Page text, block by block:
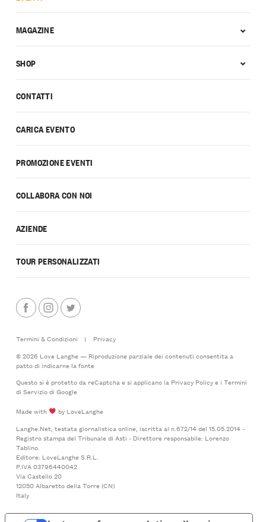
CONTATTI
CARICA EVENTO
PROMOZIONE EVENTI
COLLABORA CON NOI
AZIENDE
TOUR PERSONALIZZATI
MAGAZINE
SHOP
Termini & Condizioni |
Privacy
© 2026 Love Langhe — Riproduzione parziale dei contenuti consentita a
patto di indicarne la fonte
Questo si è protetto da reCaptcha e si applicano la Privacy Policye i Termini
di Serviziodi Google
Made with
by LoveLanghe
Langhe.Net, testata giornalistica online, iscritta al n.672/14 del 15.05.2014 -
Registro stampa del Tribunale di Asti - Direttore responsabile: Lorenzo
Tablino.
Editore: LoveLanghe S.R.L.
P.IVA 03796440042
Via Castello 20
12050 Albaretto della Torre (CN)
Italy